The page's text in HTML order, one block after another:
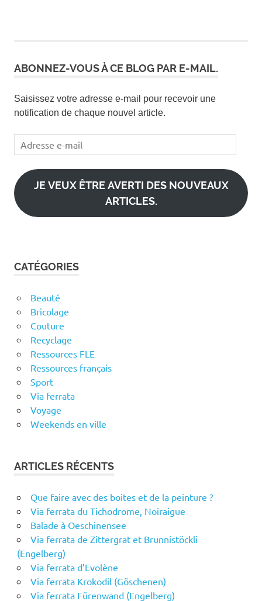
ABONNEZ-VOUS À CE BLOG PAR E-MAIL.
Saisissez votre adresse e-mail pour recevoir une
notification de chaque nouvel article.
Adresse
e-
mail
JE VEUX ÊTRE AVERTI DES NOUVEAUX
ARTICLES.
CATÉGORIES
Beauté
Bricolage
Couture
Recyclage
Ressources FLE
Ressources français
Sport
Via ferrata
Voyage
Weekends en ville
ARTICLES RÉCENTS
Que faire avec des boites et de la peinture ?
Via ferrata du Tichodrome, Noiraigue
Balade à Oeschinensee
Via ferrata de Zittergrat et Brunnistöckli
(Engelberg)
Via ferrata d’Evolène
Via ferrata Krokodil (Göschenen)
Via ferrata Fürenwand (Engelberg)